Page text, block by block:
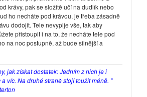
krávy, pak se složitě učí na dudlík nebo
ho necháte pod krávou, je třeba zásadně
dodojit. Tele nevypije vše, tak aby
přistoupit i na to, že necháte tele pod
na noc postupně, až bude silnější a
jak získat dostatek: Jedním z nich je i
víc. Na druhé straně stojí toužit méně. "